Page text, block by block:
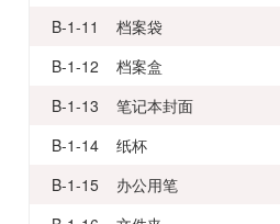
B-1-11 档案袋
B-1-12 档案盒
B-1-13 笔记本封面
B-1-14 纸杯
B-1-15 办公用笔